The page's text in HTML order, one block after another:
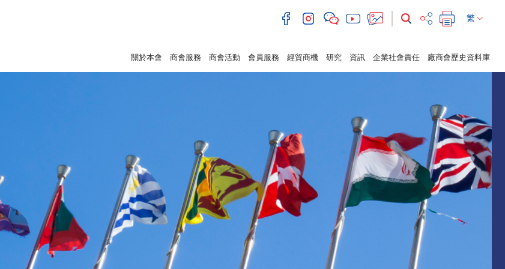
繁
關於本會 商會服務 商會活動 會員服務 經貿商機 研究 資訊 企業社會責任 廠商會歷史資料庫